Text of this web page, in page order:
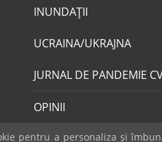
INUNDAŢII
UCRAINA/UKRAJNA
JURNAL DE PANDEMIE
OPINII
pentru a personaliza și